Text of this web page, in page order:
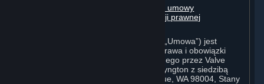
Okres obowiązywania i rozwiązanie umowy
Prawo właściwe/koszty reprezentacji prawnej
Niniejsza Umowa Użytkownika Steam („Umowa”) jest
dokumentem prawnym, który określa prawa i obowiązki
użytkownika serwisu Steam prowadzonego przez Valve
Corporation, spółkę prawa stanu Waszyngton z siedzibą
pod adresem 10400 NE 4th St., Bellevue, WA 98004, Stany